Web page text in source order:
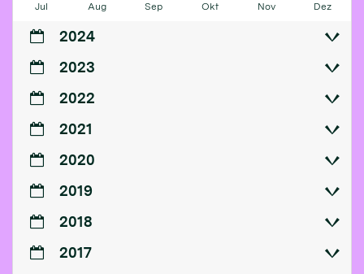
Jul Aug Sep Okt Nov Dez
2024
2023
2022
2021
2020
2019
2018
2017